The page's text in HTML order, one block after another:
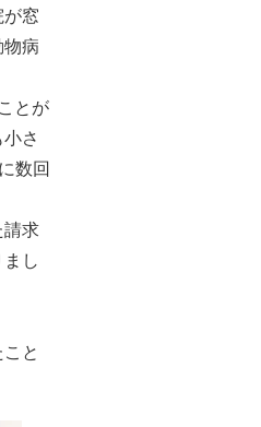
窓
病
とが
さ
数回
請求
し
と